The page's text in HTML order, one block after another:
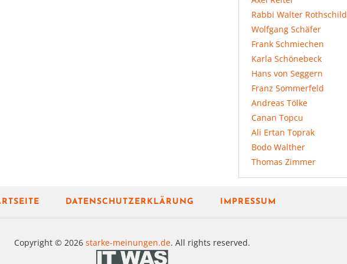
Rabbi Walter Rothschild
Wolfgang Schäfer
Frank Schmiechen
Karla Schönebeck
Hans von Seggern
Franz Sommerfeld
Andreas Tölke
Canan Topcu
Ali Ertan Toprak
Bodo Walther
Thomas Zimmer
DATENSCHUTZERKLÄRUNG IMPRESSUM
Copyright © 2026 starke-meinungen.de. All rights reserved.